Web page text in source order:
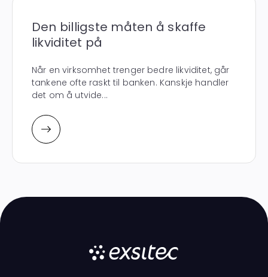
Den billigste måten å skaffe
likviditet på
Når en virksomhet trenger bedre likviditet, går
tankene ofte raskt til banken. Kanskje handler
det om å utvide...